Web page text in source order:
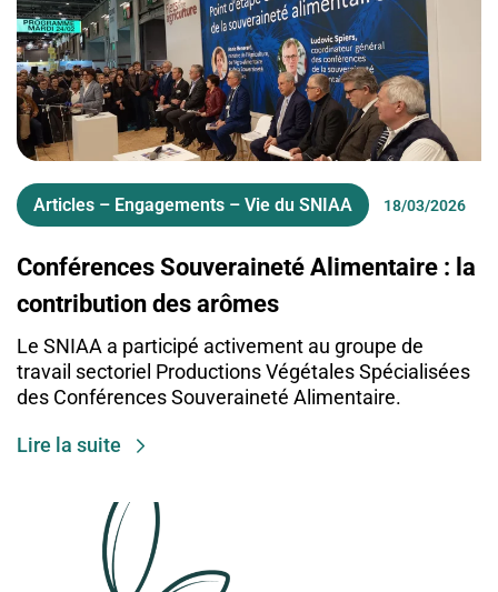
Articles – Engagements – Vie du SNIAA 18/03/2026
Conférences Souveraineté Alimentaire : la
contribution des arômes
Le SNIAA a participé activement au groupe de
travail sectoriel Productions Végétales Spécialisées
des Conférences Souveraineté Alimentaire.
Lire la suite